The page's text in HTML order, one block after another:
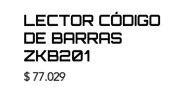
LECTOR CÓDIGO
DE BARRAS
ZKB201
$ 77.029Precio